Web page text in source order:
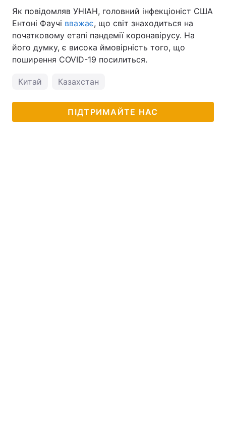
Як повідомляв УНІАН, головний інфекціоніст США
Ентоні Фаучі вважає, що світ знаходиться на
початковому етапі пандемії коронавірусу. На
його думку, є висока ймовірність того, що
поширення COVID-19 посилиться.
Китай Казахстан
ПІДТРИМАЙТЕ НАС